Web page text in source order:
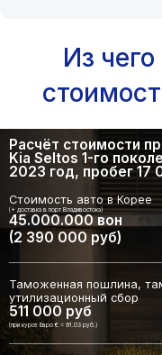
Из
Расчёт стоимости
Kia Seltos 1-го
2023 год, пробег 17
Стоимость авто в Корее
(+ доставка в порт Владивостока)
45.000.000 вон
(2 390 000 руб)
Таможенная пошлина,
утилизационный сбор
511 000 руб
(при курсе Евро € = 91.03 руб.)